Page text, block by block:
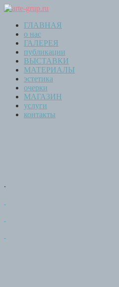
ГЛАВНАЯ
о нас
ГАЛЕРЕЯ
публикации
ВЫСТАВКИ
МАТЕРИАЛЫ
эстетика
очерки
МАГАЗИН
услуги
контакты
.